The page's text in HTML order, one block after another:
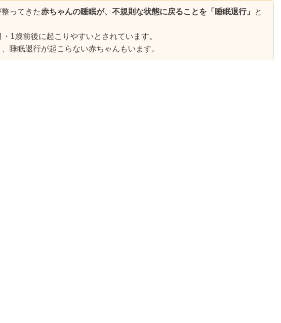
ってきた赤ちゃんの睡眠が、不規則な状態に戻ることを「睡眠退行」
と
1歳前後に起こりやすいとされています。
睡眠退行が起こらない赤ちゃんもいます。